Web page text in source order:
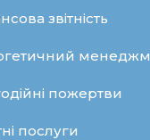
звітність
пожертви
послуги